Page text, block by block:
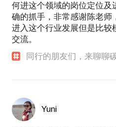
何进这个领域的岗位定位及
确的抓手，非常感谢陈老师
进入这个行业发展但是比较
交流。
同行的朋友们，来聊聊
Yuni